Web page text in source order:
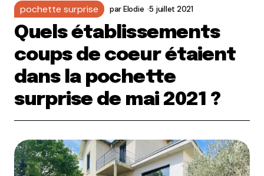
pochette surprise parElodie 5 juillet 2021
Quels établissements
coups de coeur étaient
dans la pochette
surprise de mai 2021 ?